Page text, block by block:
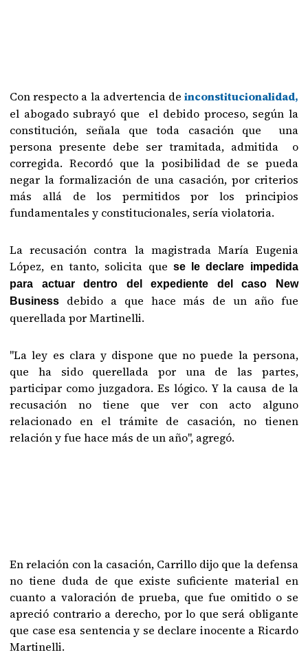
Con respecto a la advertencia de inconstitucionalidad,
el abogado subrayó que el debido proceso, según la
constitución, señala que toda casación que una
persona presente debe ser tramitada, admitida o
corregida. Recordó que la posibilidad de se pueda
negar la formalización de una casación, por criterios
más allá de los permitidos por los principios
fundamentales y constitucionales, sería violatoria.
La recusación contra la magistrada María Eugenia
López, en tanto, solicita que se le declare impedida
para actuar dentro del expediente del caso New
Business
debido a que hace más de un año fue
querellada por Martinelli.
"La ley es clara y dispone que no puede la persona,
que ha sido querellada por una de las partes,
participar como juzgadora. Es lógico. Y la causa de la
recusación no tiene que ver con acto alguno
relacionado en el trámite de casación, no tienen
relación y fue hace más de un año", agregó.
En relación con la casación, Carrillo dijo que la defensa
no tiene duda de que existe suficiente material en
cuanto a valoración de prueba, que fue omitido o se
apreció contrario a derecho, por lo que será obligante
que case esa sentencia y se declare inocente a Ricardo
Martinelli.